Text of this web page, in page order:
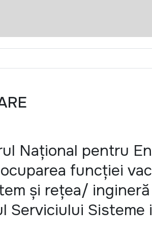
Național pentru
funcției
și rețea/
Serviciului Sisteme